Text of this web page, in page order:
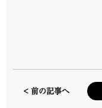
< 前の記事へ